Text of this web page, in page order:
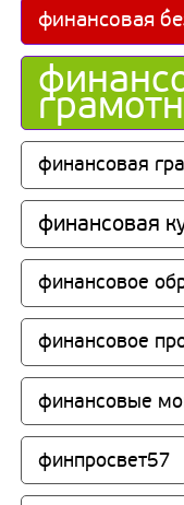
финансовая
финансовая
финансовая
финансовое
финансовое
финансовые
финпросвет57